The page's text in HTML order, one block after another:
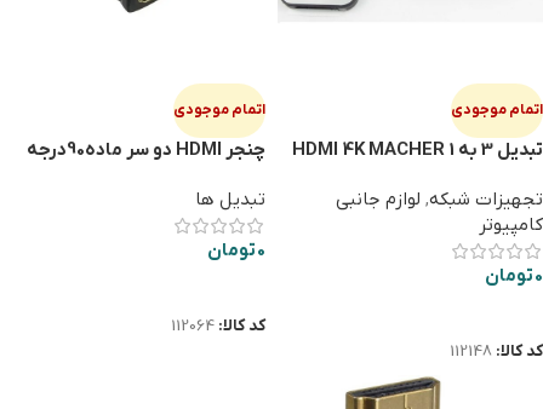
اتمام موجودی
تبدیل 3 به 1 HDMI 4K MACHER
تجهیزات شبکه, لوازم جانبی
کامپیوتر
0تومان
کد کالا: 112148
اتمام موجودی
چنجر HDMI دو سر ماده90درجه
تبدیل ها
0تومان
کد کالا: 112064